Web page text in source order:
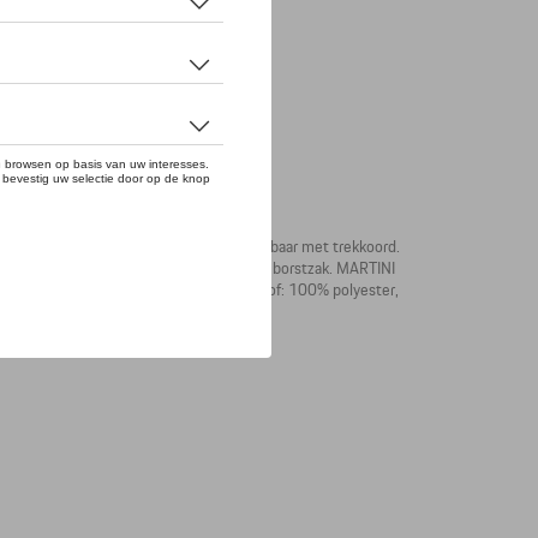
de binnenkant. Kap en zoom verstelbaar met trekkoord.
label. MARTINI RACING® strepen op borstzak. MARTINI
band op de kap. (Buitenkant stof: 100% polyester,